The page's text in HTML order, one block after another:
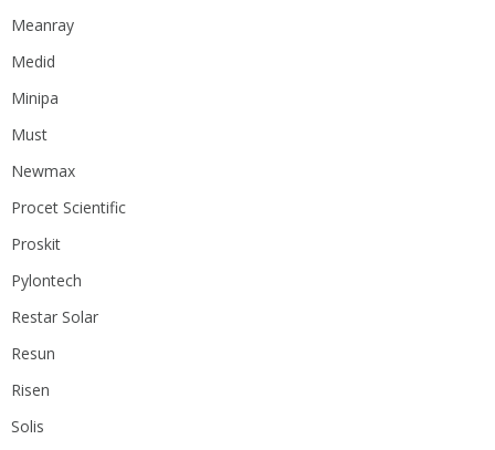
Meanray
Medid
Minipa
Must
Newmax
Procet Scientific
Proskit
Pylontech
Restar Solar
Resun
Risen
Solis